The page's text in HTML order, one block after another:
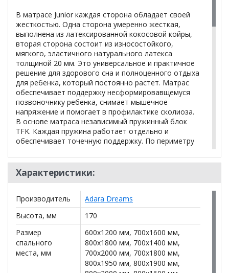
В матрасе Junior каждая сторона обладает своей
жесткостью. Одна сторона умеренно жесткая,
выполнена из латексированной кокосовой койры,
вторая сторона состоит из износостойкого,
мягкого, эластичного натурального латекса
толщиной 20 мм. Это универсальное и практичное
решение для здорового сна и полноценного отдыха
для ребенка, который постоянно растет. Матрас
обеспечивает поддержку несформировавщемуся
позвоночнику ребенка, снимает мышечное
напряжение и помогает в профилактике сколиоза.
В основе матраса независимый пружинный блок
TFK. Каждая пружина работает отдельно и
обеспечивает точечную поддержку. По периметру
выдерживает высокие нагрузки на край матраса,
позволяет задействовать всю его площадь для сна
и игр.
Рекомендации:
На стандартный вес
Для подростков
Для спортсменов
Детский
Характеристики:
Производитель
Adara Dreams
Высота, мм
170
Размер
спального
места, мм
600x1200 мм, 700x1600 мм,
800x1800 мм, 700x1400 мм,
700x2000 мм, 700x1800 мм,
800x1950 мм, 800x1900 мм,